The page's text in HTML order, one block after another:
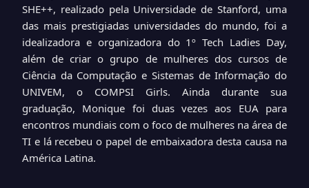
SHE++, realizado pela Universidade de Stanford, uma
das mais prestigiadas universidades do mundo, foi a
idealizadora e organizadora do 1º Tech Ladies Day,
além de criar o grupo de mulheres dos cursos de
Ciência da Computação e Sistemas de Informação do
UNIVEM, o COMPSI Girls. Ainda durante sua
graduação, Monique foi duas vezes aos EUA para
encontros mundiais com o foco de mulheres na área de
TI e lá recebeu o papel de embaixadora desta causa na
América Latina.